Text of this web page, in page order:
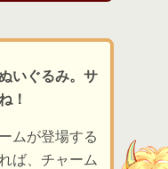
いぐるみ。サ
！
ムが登場する
ば、チャーム